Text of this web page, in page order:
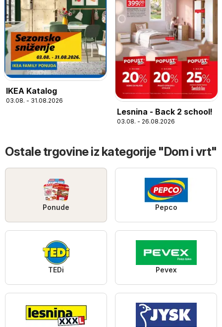
IKEA Katalog
03.08. - 31.08.2026
Lesnina - Back 2 school!
03.08. - 26.08.2026
Ostale trgovine iz kategorije "Dom i vrt"
Ponude Pepco
TEDi Pevex